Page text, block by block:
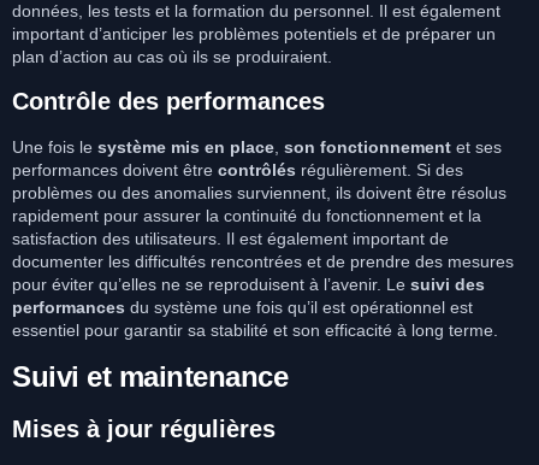
données, les tests et la formation du personnel. Il est également
important d’anticiper les problèmes potentiels et de préparer un
plan d’action au cas où ils se produiraient.
Contrôle des performances
Une fois le système mis en place, son fonctionnement et ses
performances doivent être contrôlés régulièrement. Si des
problèmes ou des anomalies surviennent, ils doivent être résolus
rapidement pour assurer la continuité du fonctionnement et la
satisfaction des utilisateurs. Il est également important de
documenter les difficultés rencontrées et de prendre des mesures
pour éviter qu’elles ne se reproduisent à l’avenir. Le suivi des
performances du système une fois qu’il est opérationnel est
essentiel pour garantir sa stabilité et son efficacité à long terme.
Suivi et maintenance
Mises à jour régulières